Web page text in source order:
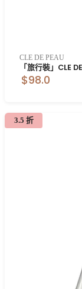
CLE DE PEAU
「旅行裝」CLE
$98.0
3.5 折